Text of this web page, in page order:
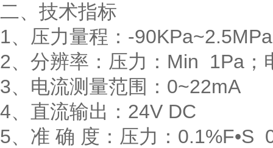
二、技术指标
1、压力量程：-
2、分辨率：压力：Min 1Pa；
3、电流测量范围：0~22mA
4、直流输出：24V DC
5、准 确 度：压力：0.1%F•S